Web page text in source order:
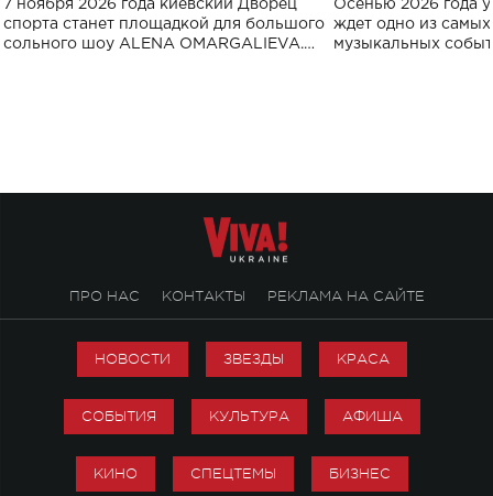
спорта
7 ноября 2026 года киевский Дворец
спорта станет площадкой для большого
сольного шоу ALENA OMARGALIEVA.
Осенью 2026 года
ждет одно из
музыкальных
ПРО НАС КОНТАКТЫ РЕКЛАМА НА САЙТЕ
НОВОСТИ ЗВЕЗДЫ КРАСА
СОБЫТИЯ КУЛЬТУРА АФИША
КИНО СПЕЦТЕМЫ БИЗНЕС